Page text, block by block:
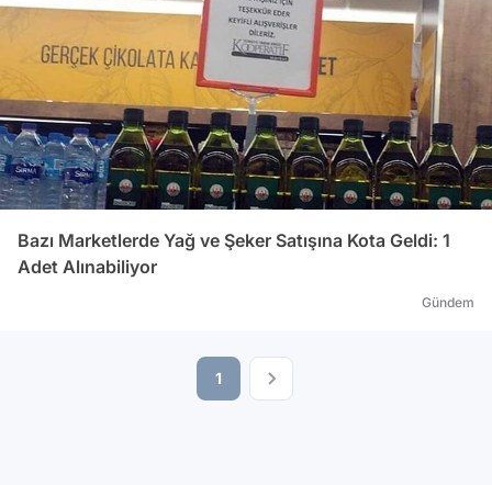
Bazı Marketlerde Yağ ve Şeker Satışına Kota Geldi: 1
Adet Alınabiliyor
Gündem
1